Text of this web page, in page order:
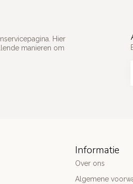
Hier
manieren om
Informatie
Over ons
Algemene